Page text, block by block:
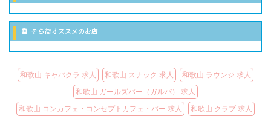
そら街オススメのお店
和歌山 キャバクラ 求人 和歌山 スナック 求人
和歌山 ラウンジ 求人
和歌山 ガールズバー（ガルバ） 求人
和歌山 コンカフェ・コンセプトカフェ・バー 求人
和歌山 クラブ 求人